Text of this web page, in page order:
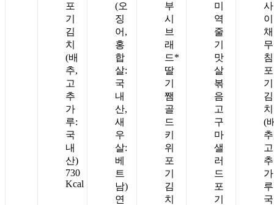
포
기
김
치
(배
추,
고
추
가
루:
국
내
산)
730
Kcal
(오
징
어,
홍
합
살:
국
내
산,
새
우
살:
베
트
남)
연
부
시
브
래
드*
딸
기
쨈
골
드
키
위
포
기
김
치
미
역
줄
기
맛
살
볶
음
고
구
마
샐
러
드
포
기
사
이
채
무
침
포
기
김
치
(
고
추
가
국